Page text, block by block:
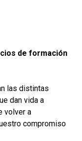
de formación
las distintas
dan vida a
volver a
compromiso